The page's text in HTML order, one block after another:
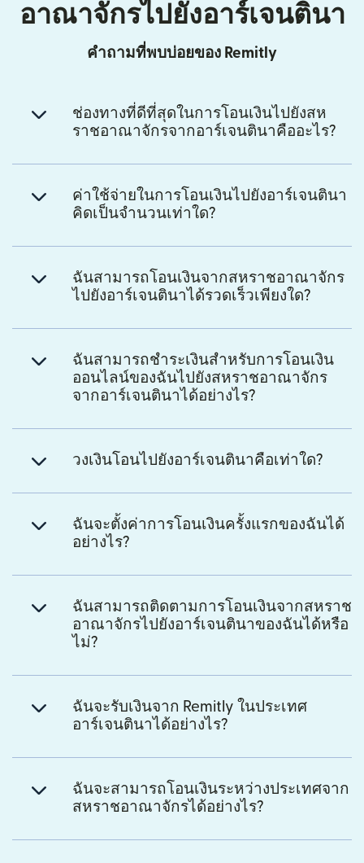
อาณาจักรไปยังอาร์เจนตินา
คำถามที่พบบ่อยของ Remitly
ช่องทางที่ดีที่สุดในการโอนเงินไปยังสห
ราชอาณาจักรจากอาร์เจนตินาคืออะไร?
ค่าใช้จ่ายในการโอนเงินไปยังอาร์เจนตินา
คิดเป็นจำนวนเท่าใด?
ฉันสามารถโอนเงินจากสหราชอาณาจักร
ไปยังอาร์เจนตินาได้รวดเร็วเพียงใด?
ฉันสามารถชำระเงินสำหรับการโอนเงิน
ออนไลน์ของฉันไปยังสหราชอาณาจักร
จากอาร์เจนตินาได้อย่างไร?
วงเงินโอนไปยังอาร์เจนตินาคือเท่าใด?
ฉันจะตั้งค่าการโอนเงินครั้งแรกของฉันได้
อย่างไร?
ฉันสามารถติดตามการโอนเงินจากสหราช
อาณาจักรไปยังอาร์เจนตินาของฉันได้หรือ
ไม่?
ฉันจะรับเงินจาก Remitly ในประเทศ
อาร์เจนตินาได้อย่างไร?
ฉันจะสามารถโอนเงินระหว่างประเทศจาก
สหราชอาณาจักรได้อย่างไร?